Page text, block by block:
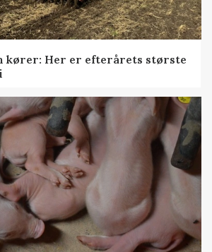
kører: Her er efterårets største